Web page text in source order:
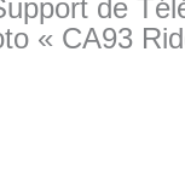
de
« CA93